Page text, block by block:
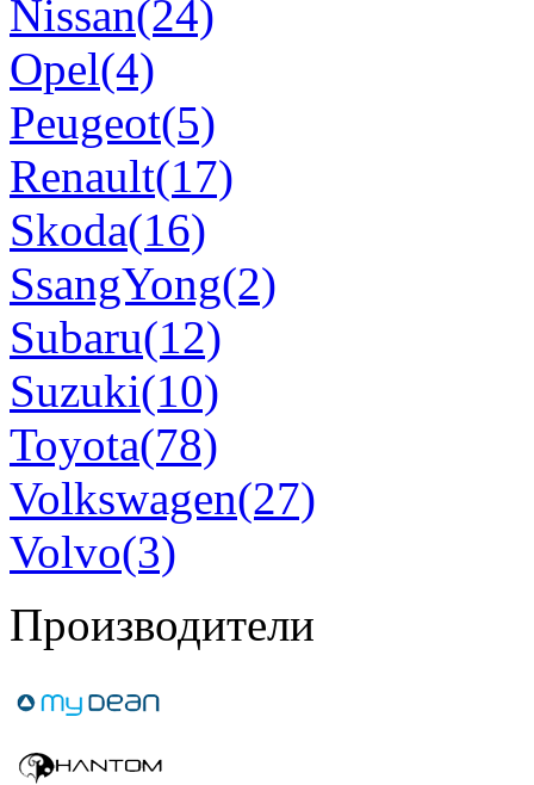
Nissan(24)
Opel(4)
Peugeot(5)
Renault(17)
Skoda(16)
SsangYong(2)
Subaru(12)
Suzuki(10)
Toyota(78)
Volkswagen(27)
Volvo(3)
Производители